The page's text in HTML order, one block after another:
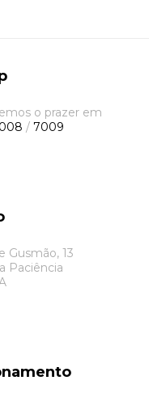
o prazer em
/ 7009
Gusmão, 13
Paciência